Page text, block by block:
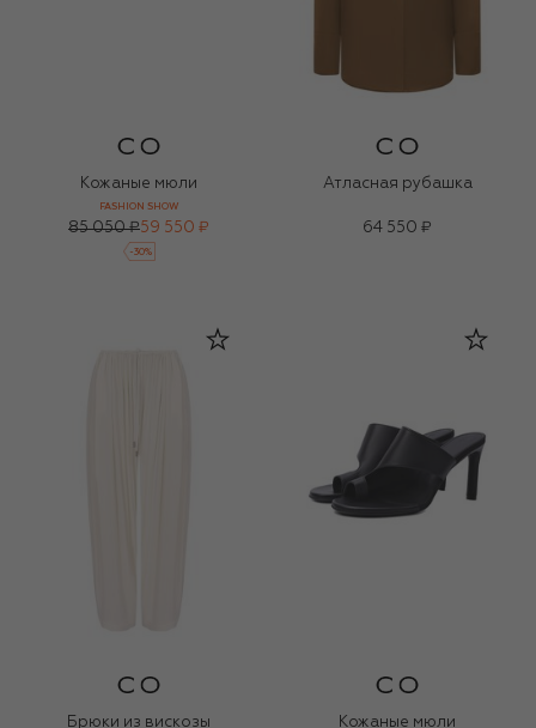
Кожаные мюли
FASHION SHOW
85 050 ₽59 550 ₽
-30%
Атласная рубашка
64 550 ₽
Брюки из вискозы Кожаные мюли